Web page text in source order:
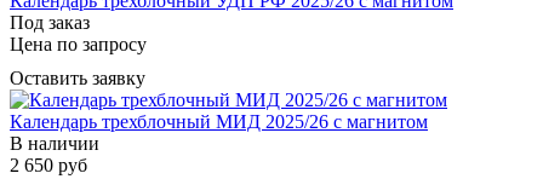
Под заказ
Цена по запросу
Оставить заявку
Календарь трехблочный МИД 2025/26 с магнитом
В наличии
2 650 руб